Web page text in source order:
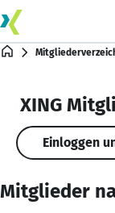
XING
Einloggen
Mitglieder